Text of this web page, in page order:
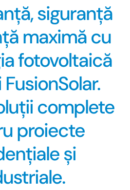
siguranță
maximă cu
fotovoltaică
complete
proiecte
și